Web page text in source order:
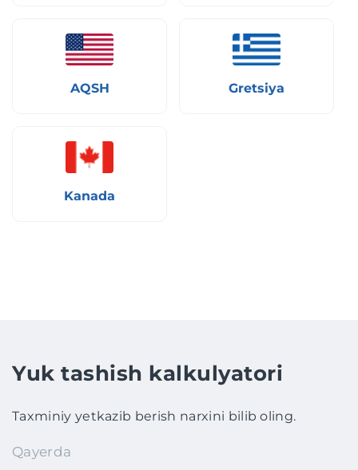
AQSH Gretsiya
Kanada
Yuk tashish kalkulyatori
Taxminiy yetkazib berish narxini bilib oling.
Qayerda